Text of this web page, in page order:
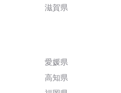
滋賀県
愛媛県
高知県